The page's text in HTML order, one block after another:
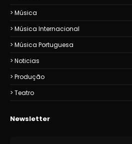
Música
Música Internacional
Música Portuguesa
Noticias
Produção
Teatro
Newsletter